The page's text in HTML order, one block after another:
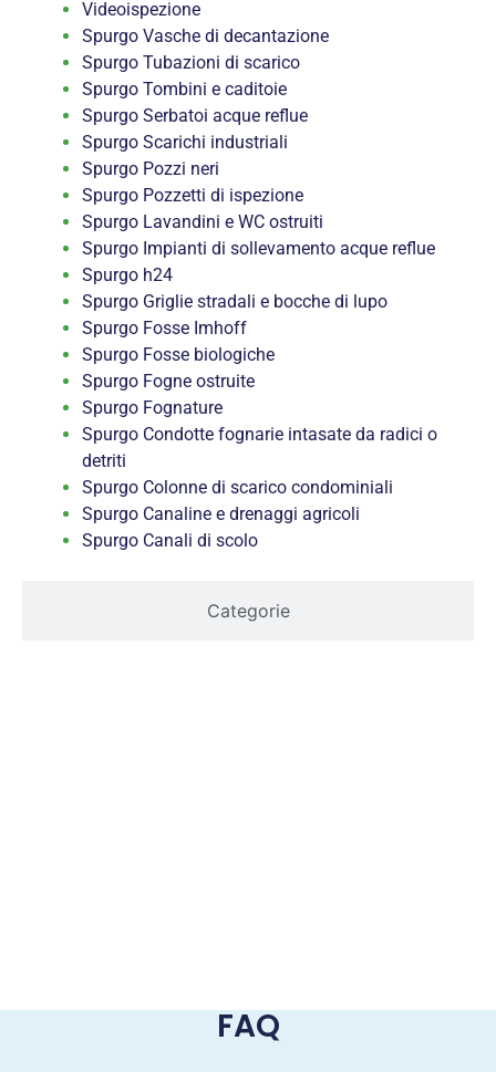
Categorie
Videoispezione
Spurgo Vasche di decantazione
Spurgo Tubazioni di scarico
Spurgo Tombini e caditoie
Spurgo Serbatoi acque reflue
Spurgo Scarichi industriali
Spurgo Pozzi neri
Spurgo Pozzetti di ispezione
Spurgo Lavandini e WC ostruiti
Spurgo Impianti di sollevamento acque reflue
Spurgo h24
Spurgo Griglie stradali e bocche di lupo
Spurgo Fosse Imhoff
Spurgo Fosse biologiche
Spurgo Fogne ostruite
Spurgo Fognature
Spurgo Condotte fognarie intasate da radici o
detriti
Spurgo Colonne di scarico condominiali
Spurgo Canaline e drenaggi agricoli
Spurgo Canali di scolo
FAQ